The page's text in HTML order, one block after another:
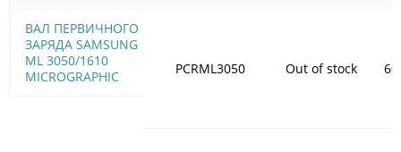
ВАЛ ПЕРВИЧНОГО
ЗАРЯДА SAMSUNG
ML 3050/1610
MICROGRAPHIC
PCRML3050 Out of stock